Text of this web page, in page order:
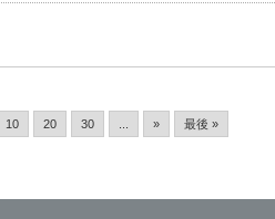
10 20 30 » 最後 »